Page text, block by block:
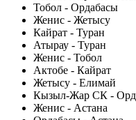
Тобол - Ордабасы
Женис - Жетысу
Кайрат - Туран
Атырау - Туран
Женис - Тобол
Актобе - Кайрат
Жетысу - Елимай
Кызыл-Жар СК -
Женис - Астана